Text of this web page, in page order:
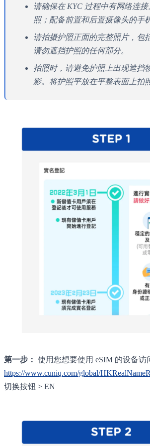
请确保在 KYC 过程中有网络连
照；配备前置和后置摄像头的手机
请拍摄护照正面的完整照片，包
请勿遮挡护照的任何部分。
拍照时，请避免护照上出现遮挡
影。将护照平放在平整表面上拍照
第一步： 使用您想要使用 eSIM 的设备访
https://www.cuniq.com/global/
切换按钮 > EN